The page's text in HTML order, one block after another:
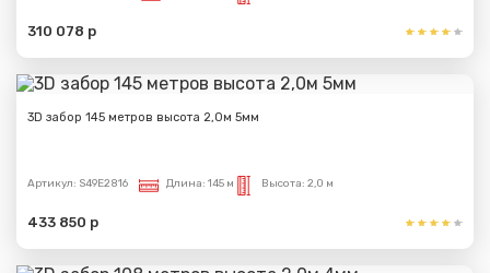
310 078 р
3D забор 145 метров высота 2,0м 5мм
Артикул: S49E2816 Длина: 145 м Высота: 2,0 м
433 850 р